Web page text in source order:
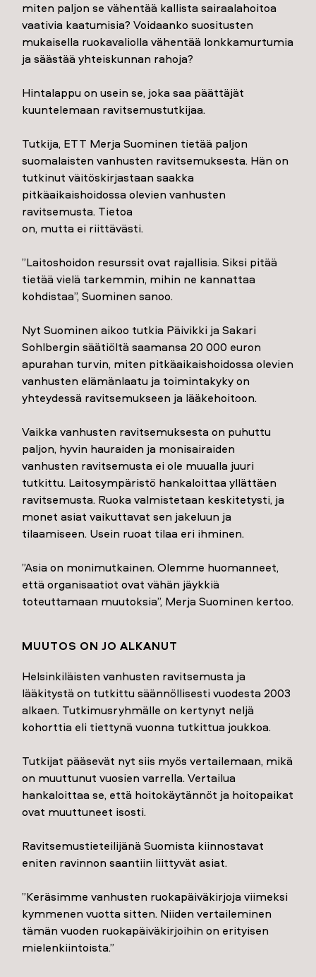
miten paljon se vähentää kallista sairaalahoitoa
vaativia kaatumisia? Voidaanko suositusten
mukaisella ruokavaliolla vähentää lonkkamurtumia
ja säästää yhteiskunnan rahoja?
Hintalappu on usein se, joka saa päättäjät
kuuntelemaan ravitsemustutkijaa.
Tutkija, ETT Merja Suominen tietää paljon
suomalaisten vanhusten ravitsemuksesta. Hän on
tutkinut väitöskirjastaan saakka
pitkäaikaishoidossa olevien vanhusten
ravitsemusta. Tietoa
on, mutta ei riittävästi.
”Laitoshoidon resurssit ovat rajallisia. Siksi pitää
tietää vielä tarkemmin, mihin ne kannattaa
kohdistaa”, Suominen sanoo.
Nyt Suominen aikoo tutkia Päivikki ja Sakari
Sohlbergin säätiöltä saamansa 20 000 euron
apurahan turvin, miten pitkäaikaishoidossa olevien
vanhusten elämänlaatu ja toimintakyky on
yhteydessä ravitsemukseen ja lääkehoitoon.
Vaikka vanhusten ravitsemuksesta on puhuttu
paljon, hyvin hauraiden ja monisairaiden
vanhusten ravitsemusta ei ole muualla juuri
tutkittu. Laitosympäristö hankaloittaa yllättäen
ravitsemusta. Ruoka valmistetaan keskitetysti, ja
monet asiat vaikuttavat sen jakeluun ja
tilaamiseen. Usein ruoat tilaa eri ihminen.
”Asia on monimutkainen. Olemme huomanneet,
että organisaatiot ovat vähän jäykkiä
toteuttamaan muutoksia”, Merja Suominen kertoo.
MUUTOS ON JO ALKANUT
Helsinkiläisten vanhusten ravitsemusta ja
lääkitystä on tutkittu säännöllisesti vuodesta 2003
alkaen. Tutkimusryhmälle on kertynyt neljä
kohorttia eli tiettynä vuonna tutkittua joukkoa.
Tutkijat pääsevät nyt siis myös vertailemaan, mikä
on muuttunut vuosien varrella. Vertailua
hankaloittaa se, että hoitokäytännöt ja hoitopaikat
ovat muuttuneet isosti.
Ravitsemustieteilijänä Suomista kiinnostavat
eniten ravinnon saantiin liittyvät asiat.
”Keräsimme vanhusten ruokapäiväkirjoja viimeksi
kymmenen vuotta sitten. Niiden vertaileminen
tämän vuoden ruokapäiväkirjoihin on erityisen
mielenkiintoista.”